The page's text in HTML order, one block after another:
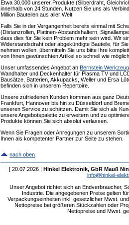
Etwa 30.000 unserer Produkte (Silberdraht,
innerhalb von 24 Stunden. Nutzen Sie uns als
Million Bauteilen aus aller Welt!
Falls Sie in der Vergangenheit bereits einmal mit
(Distanzrollen, Platinen-Abstandshaltern,
dass dies für Sie kein Problem mehr sein wird. Wir
Widerstandsdraht oder abgekündigte Bauteile, für
nehmen wollen, übermitteln Sie uns bitte Ihre
von Ihnen gewünschten Artikel so schnell wie
Unser umfassendes Angebot an Bernstein
Wandhalter und Deckenhalter für Plasma TV und
Bausätze, Batterien, Akkupacks, Weller und Ersa
befinden sich in unserem Repertoire.
Unsere zufriedenen Kunden kommen aus ganz
Frankfurt, Hannover bis hin zu Düsseldorf und
unseren Service zu schätzen. Damit Sie sich als
unsere Angebotspalette zu erweitern und zu
Produkte können Sie sich absolut verlassen.
Wenn Sie Fragen oder Anregungen zu unserem
Ihnen als kompetenter Partner zur Seite zu stehen.
nach oben
[ 20.07.2026 | Hinkel Elektronik, GbR Mauß
info@hinkel-
Unser Angebot richtet sich an Endverbraucher,
Industrie. Die angegebenen Preise gelten
Verpackungseinheiten inkl. gesetzlicher Mwst.
Nettopreise bei größeren Stückzahlen oder
Nettopreise und Mwst.